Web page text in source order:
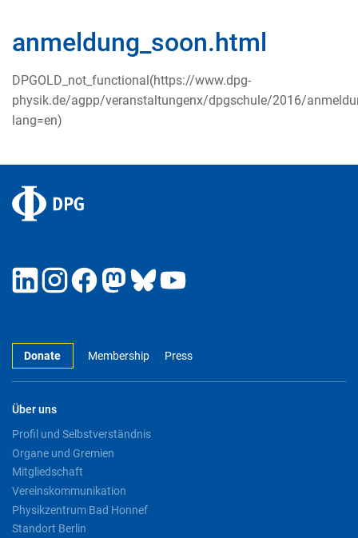
anmeldung_soon.html
DPGOLD_not_functional(https://www.dpg-
physik.de/agpp/veranstaltungenx/dpgschule/2016/
lang=en)
Donate Membership Press
Über uns
Profil und Selbstverständnis
Organe und Gremien
Mitgliedschaft
Vereinskommunikation
Physikzentrum Bad Honnef
Standort Berlin